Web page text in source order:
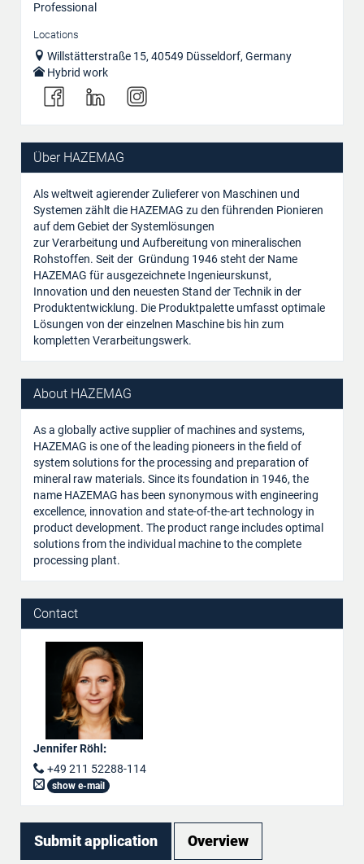
Professional
Locations
Willstätterstraße 15, 40549 Düsseldorf, Germany
Hybrid work
Über HAZEMAG
Als weltweit agierender Zulieferer von Maschinen und
Systemen zählt die HAZEMAG zu den führenden Pionieren
auf dem Gebiet der Systemlösungen
zur Verarbeitung und Aufbereitung von mineralischen
Rohstoffen. Seit der Gründung 1946 steht der Name
HAZEMAG für ausgezeichnete Ingenieurskunst,
Innovation und den neuesten Stand der Technik in der
Produktentwicklung. Die Produktpalette umfasst optimale
Lösungen von der einzelnen Maschine bis hin zum
kompletten Verarbeitungswerk.
About HAZEMAG
As a globally active supplier of machines and systems,
HAZEMAG is one of the leading pioneers in the field of
system solutions for the processing and preparation of
mineral raw materials. Since its foundation in 1946, the
name HAZEMAG has been synonymous with engineering
excellence, innovation and state-of-the-art technology in
product development. The product range includes optimal
solutions from the individual machine to the complete
processing plant.
Contact
Jennifer Röhl :
+49 211 52288-114
show e-mail
Submit application Overview